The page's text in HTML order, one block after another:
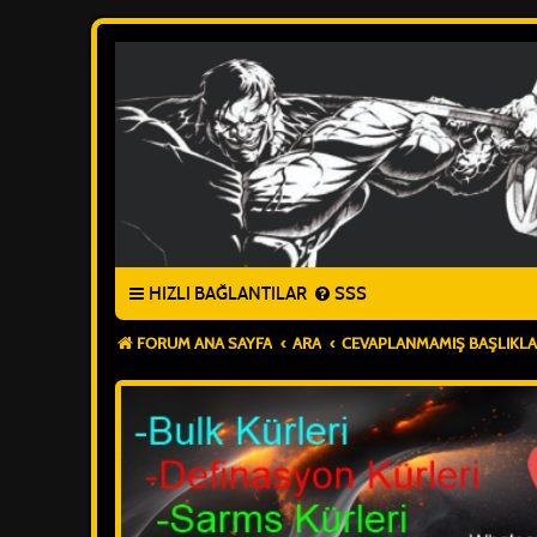
HIZLI BAĞLANTILAR SSS
FORUM ANA SAYFA ARA CEVAPLANMAMIŞ